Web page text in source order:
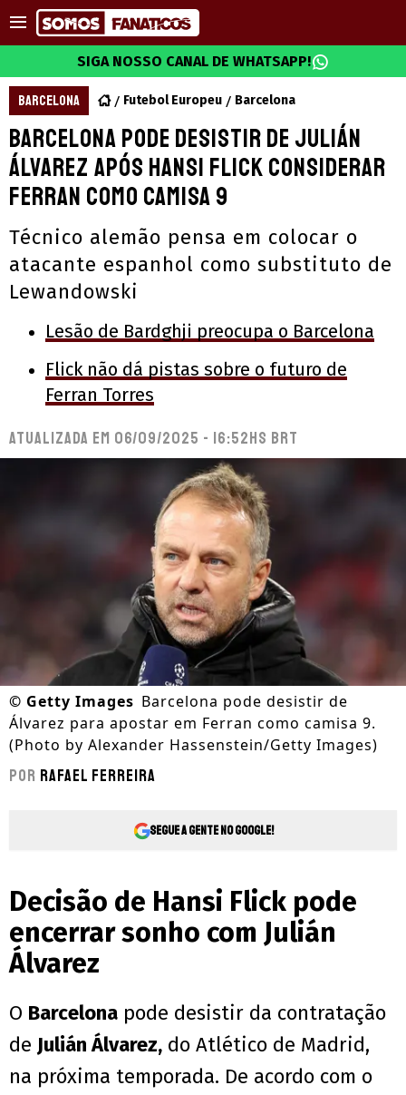
SIGA NOSSO CANAL DE WHATSAPP!
BARCELONA Futebol Europeu Barcelona
Barcelona pode desistir de Julián
Álvarez após Hansi Flick considerar
Ferran como camisa 9
Técnico alemão pensa em colocar o
atacante espanhol como substituto de
Lewandowski
Lesão de Bardghji preocupa o Barcelona
Flick não dá pistas sobre o futuro de
Ferran Torres
Atualizada em 06/09/2025 - 16:52hs BRT
© Getty Images Barcelona pode desistir de
Álvarez para apostar em Ferran como camisa 9.
(Photo by Alexander Hassenstein/Getty Images)
Por Rafael Ferreira
Segue a gente no Google!
Decisão de Hansi Flick pode
encerrar sonho com Julián
Álvarez
O Barcelona pode desistir da contratação
de Julián Álvarez, do Atlético de Madrid,
na próxima temporada. De acordo com o